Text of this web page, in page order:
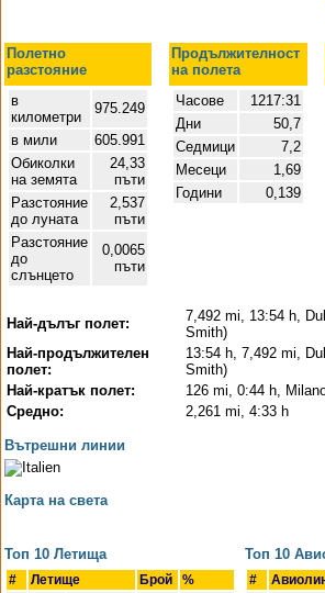
Полетно
разстояние
Продължителност
на полета
в
километри
975.249
в мили
605.991
Обиколки
на земята
24,33
пъти
Разстояние
до луната
2,537
пъти
Разстояние
до
слънцето
0,0065
пъти
Часове
1217:31
Дни
50,7
Седмици
7,2
Месеци
1,69
Години
0,139
Най-дълъг полет:
7,492 mi, 13:54 h,
Smith)
Най-продължителен
полет:
13:54 h, 7,492 mi,
Smith)
Най-кратък полет:
126 mi, 0:44 h,
Средно:
2,261 mi, 4:33 h
Вътрешни линии
Карта на света
Топ 10 Летища
# Летище Брой %
Топ 10
#